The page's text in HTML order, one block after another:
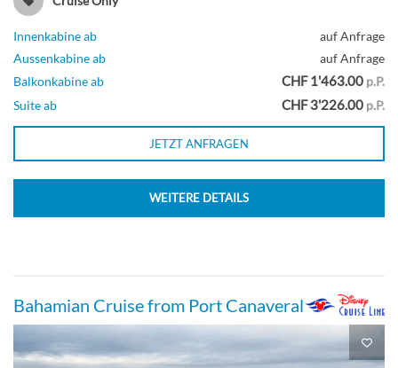
Innenkabine ab
auf Anfrage
Aussenkabine ab
auf Anfrage
Balkonkabine ab
CHF 1'463.00 p.P.
Suite ab
CHF 3'226.00 p.P.
JETZT ANFRAGEN
WEITERE DETAILS
Bahamian Cruise from Port Canaveral